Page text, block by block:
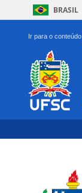
BRASIL
Ir para o conteúdo